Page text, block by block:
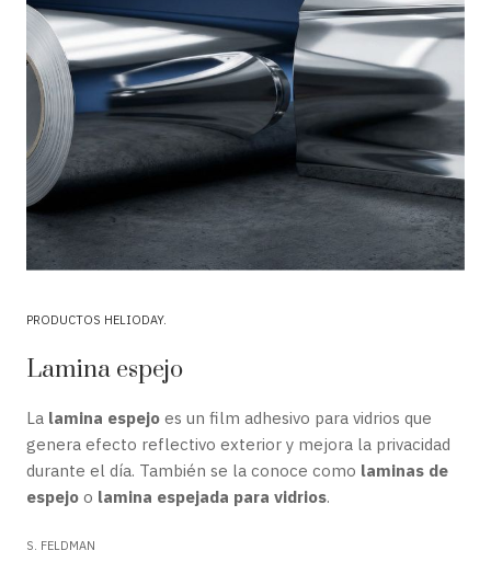
PRODUCTOS HELIODAY
Lamina espejo
La lamina espejo es un film adhesivo para vidrios que
genera efecto reflectivo exterior y mejora la privacidad
durante el día. También se la conoce como laminas de
espejo o lamina espejada para vidrios.
S. FELDMAN